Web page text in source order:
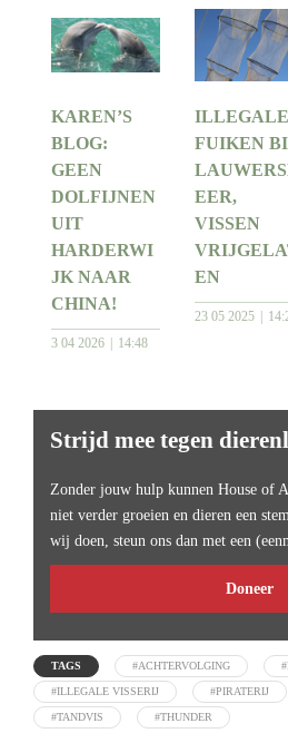
KAREN’S
BLOG:
GEEN
DOLFIJNEN
UIT
HARDERWI
JK NAAR
CHINA!
3 04 2026 14:48
ILLEGALE
FUIKEN
EER,
VISSEN
EN
23 05 2025
Strijd mee tegen
Zonder jouw hulp kunnen House of
niet verder groeien en dieren een
wij doen, steun ons dan met een
Doneer
TAGS #ACHTERVOLGING
#ILLEGALE VISSERIJ #PIRATERIJ
#TANDVIS #THUNDER